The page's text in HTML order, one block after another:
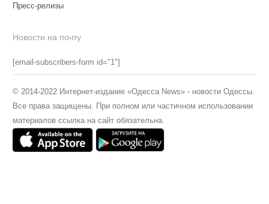
Пресс-релизы
Новости на почту
[email-subscribers-form id="1"]
© 2014-2022 Интернет-издание «Одесса News» - новости Одессы.
Все права защищены. При полном или частичном использовании
материалов ссылка на сайт обязательна.